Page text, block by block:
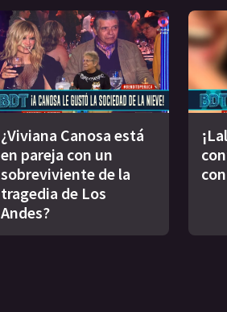
¿Viviana Canosa está
en pareja con un
sobreviviente de la
tragedia de Los
Andes?